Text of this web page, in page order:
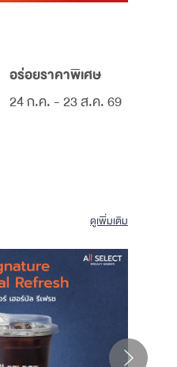
อร่อยราคาพิเศษ
24 ก.ค. - 23 ส.ค. 69
ดูเพิ่มเติม